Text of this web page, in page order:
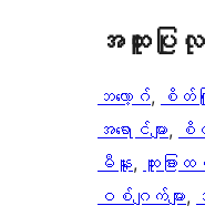
အ​ထူး​ပြု​လု
ဘလော့ဂ်, စိတ်
အရောင်များ, စိ
မီနူး, ထူးခြား
ဝစ်ဂျက်များ,